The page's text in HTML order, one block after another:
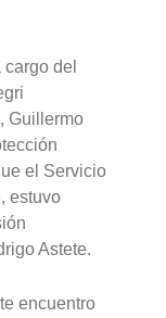
del
Guillermo
el Servicio
estuvo
Astete.
encuentro